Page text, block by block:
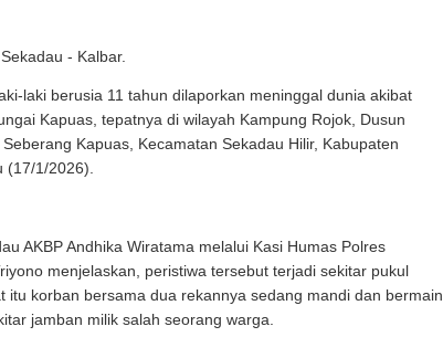
- Kalbar.
laki berusia 11 tahun dilaporkan meninggal dunia akibat
Kapuas, tepatnya di wilayah Kampung Rojok, Dusun
Kapuas, Kecamatan Sekadau Hilir, Kabupaten
(17/1/2026).
AKBP Andhika Wiratama melalui Kasi Humas Polres
menjelaskan, peristiwa tersebut terjadi sekitar pukul
itu korban bersama dua rekannya sedang mandi dan bermain
jamban milik salah seorang warga.